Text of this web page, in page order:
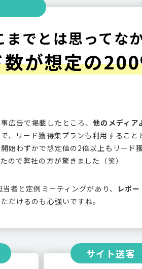
までとは思ってな
が想定の
広告で掲載したところ、他のメディア
、リード獲得集プランも利用すること
始わずかで想定値の2倍以上もリード
ので弊社の方が驚きました（笑）
者と定例ミーティングがあり、
レポ
だけるのも心強いですね。
サイト送客